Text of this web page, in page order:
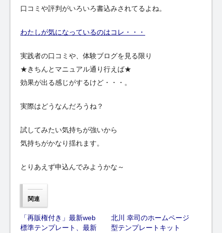
口コミや評判がいろいろ書込みされてるよね。
わたしが気になっているのはコレ・・・
実践者の口コミや、体験ブログを見る限り
★きちんとマニュアル通り行えば★
効果が出る感じがするけど・・・。
実際はどうなんだろうね？
試してみたい気持ちが強いから
気持ちがかなり揺れます。
とりあえず申込んでみようかな～
関連
「再販権付き」最新web
標準テンプレート、最新
北川 幸司のホームページ
型テンプレートキット